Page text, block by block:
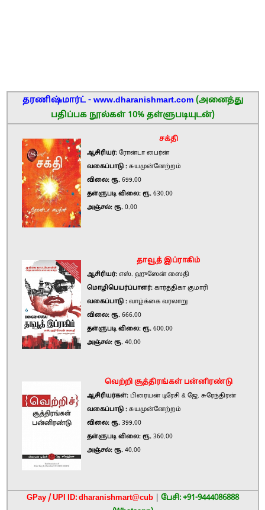
தரணிஷ்மார்ட் - www.dharanishmart.com (அனைத்து
பதிப்பக நூல்கள் 10% தள்ளுபடியுடன்)
சக்தி
ஆசிரியர்: ரோன்டா பைர்ன்
வகைப்பாடு : சுயமுன்னேற்றம்
விலை: ரூ. 699.00
தள்ளுபடி விலை: ரூ. 630.00
அஞ்சல்: ரூ. 0.00
தாவூத் இப்ராகிம்
ஆசிரியர்: எஸ். ஹுஸேன் ஸைதி
மொழிபெயர்ப்பாளர்: கார்த்திகா குமாரி
வகைப்பாடு : வாழ்க்கை வரலாறு
விலை: ரூ. 666.00
தள்ளுபடி விலை: ரூ. 600.00
அஞ்சல்: ரூ. 40.00
வெற்றி சூத்திரங்கள் பன்னிரண்டு
ஆசிரியர்கள்: பிரையன் டிரேசி & ஜே. சுரேந்திரன்
வகைப்பாடு : சுயமுன்னேற்றம்
விலை: ரூ. 399.00
தள்ளுபடி விலை: ரூ. 360.00
அஞ்சல்: ரூ. 40.00
GPay / UPI ID: dharanishmart@cub
பேசி: +91-9444086888